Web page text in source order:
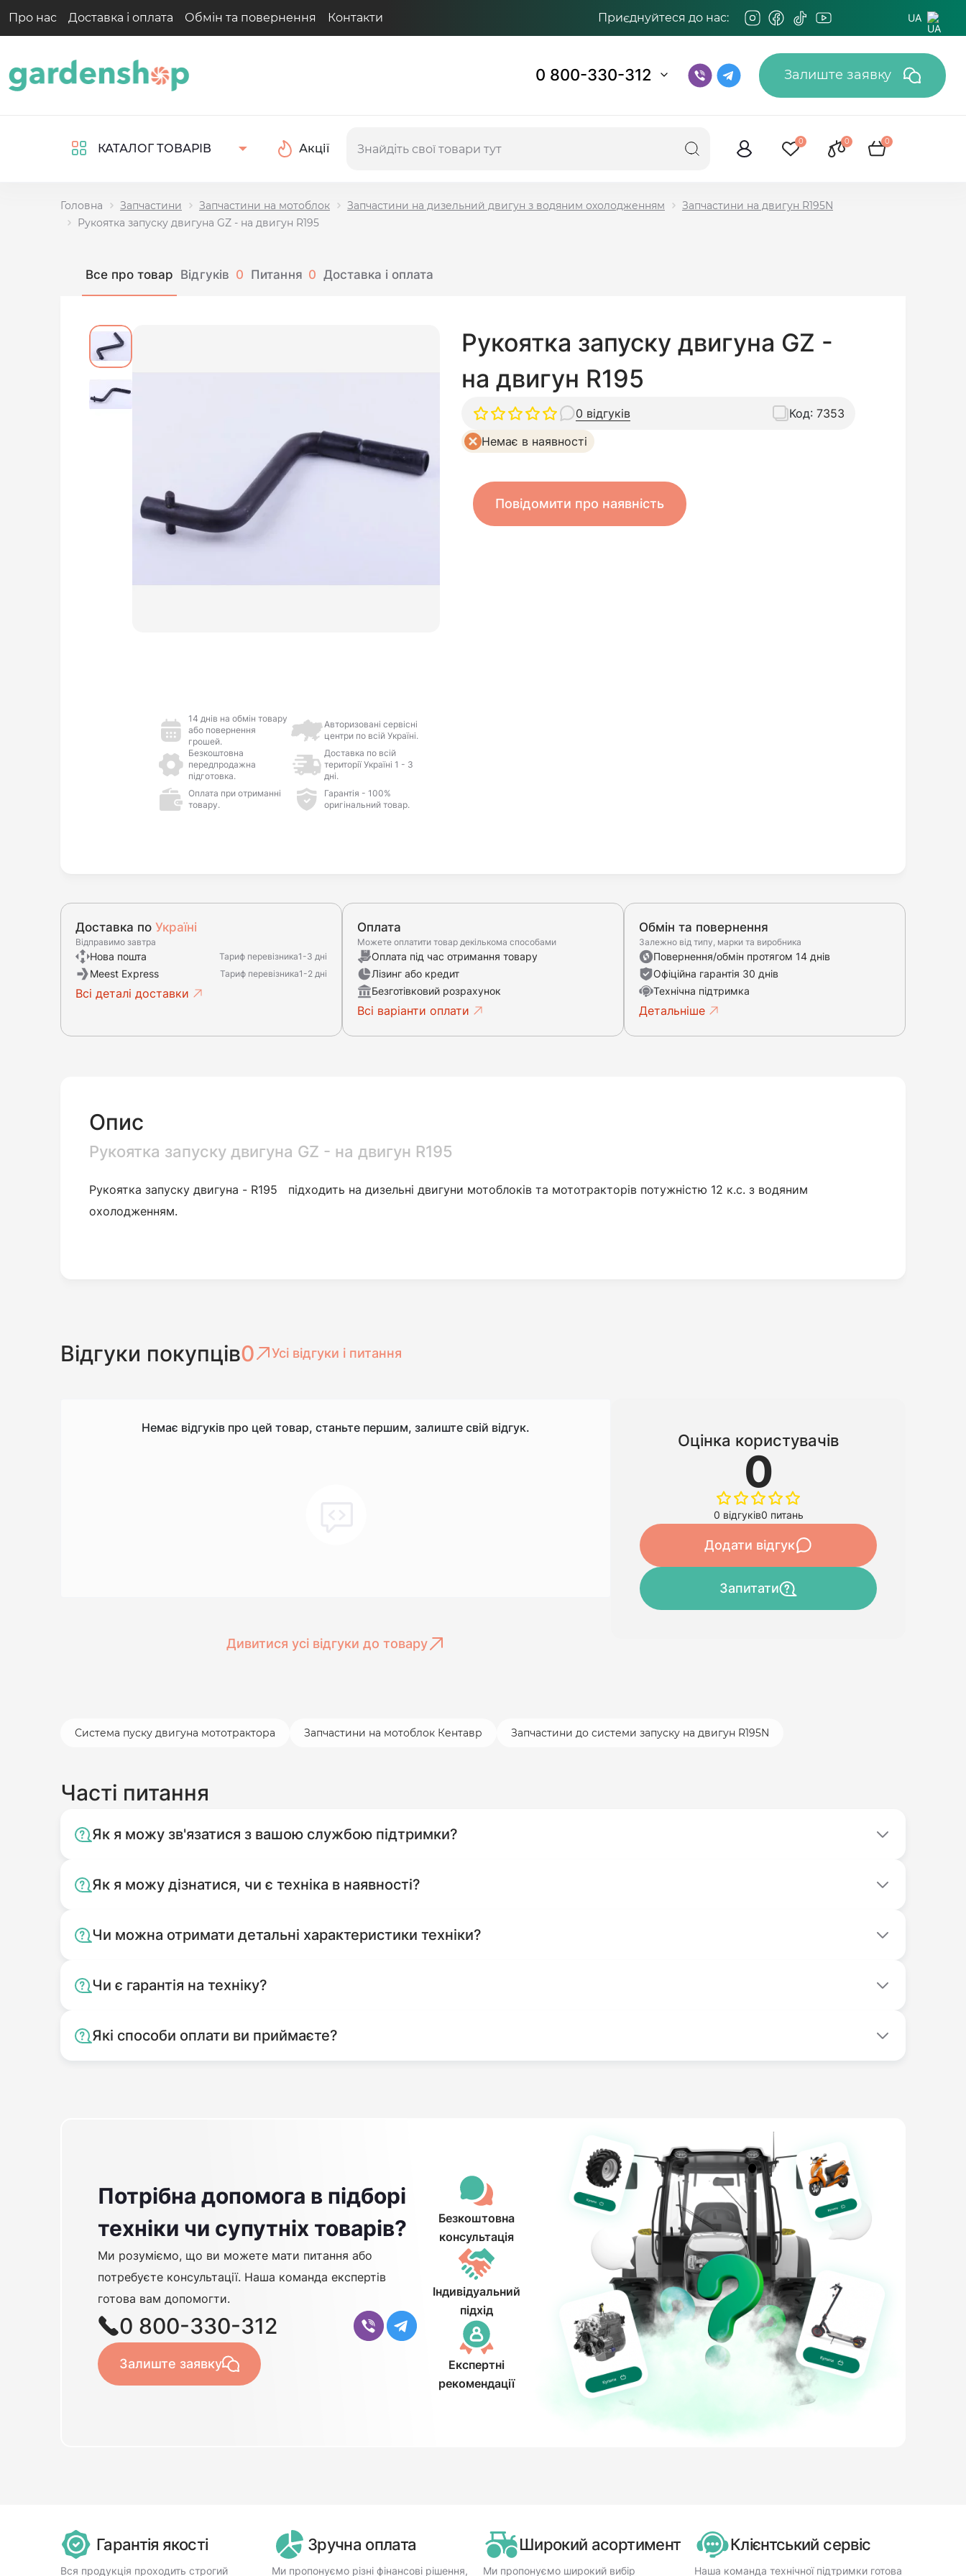
Про нас Доставка і оплата Обмін та повернення Контакти Приєднуйтеся до нас: UA
0 800-330-312 Залиште заявку
КАТАЛОГ ТОВАРІВ Акції
0 0 0
Головна Запчастини Запчастини на мотоблок Запчастини на дизельний двигун з водяним охолодженням
Запчастини на двигун R195N
Рукоятка запуску двигуна GZ - на двигун R195
Все про товар Відгуків 0 Питання 0 Доставка і оплата
14 днів на обмін товару
або повернення
грошей.
Авторизовані сервісні
центри по всій Україні.
Безкоштовна
передпродажна
підготовка.
Доставка по всій
території Україні 1 - 3
дні.
Оплата при отриманні
товару.
Гарантія - 100%
оригінальний товар.
Рукоятка запуску двигуна GZ -
на двигун R195
0 відгуків Код: 7353
Немає в наявності
Повідомити про наявність
Доставка по Україні
Відправимо завтра
Нова пошта Тариф перевізника1-3 дні
Meest Express Тариф перевізника1-2 дні
Всі деталі доставки
Оплата
Можете оплатити товар декількома способами
Оплата під час отримання товару
Лізинг або кредит
Безготівковий розрахунок
Всі варіанти оплати
Обмін та повернення
Залежно від типу, марки та виробника
Повернення/обмін протягом 14 днів
Офіційна гарантія 30 днів
Технічна підтримка
Детальніше
Опис
Рукоятка запуску двигуна GZ - на двигун R195
Рукоятка запуску двигуна - R195
підходить на дизельні двигуни мотоблоків та мототракторів потужністю 12 к.с. з водяним
охолодженням.
Відгуки покупців0 Усі відгуки і питання
Немає відгуків про цей товар, станьте першим, залиште свій відгук.
Дивитися усі відгуки до товару
Оцінка користувачів
0
0 відгуків0 питань
Додати відгук
Запитати
Система пуску двигуна мототрактора Запчастини на мотоблок Кентавр Запчастини до системи запуску на двигун R195N
Часті питання
Як я можу зв'язатися з вашою службою підтримки?
Як я можу дізнатися, чи є техніка в наявності?
Чи можна отримати детальні характеристики техніки?
Чи є гарантія на техніку?
Які способи оплати ви приймаєте?
Потрібна допомога в підборі
техніки чи супутніх товарів?
Ми розуміємо, що ви можете мати питання або
потребуєте консультації. Наша команда експертів
готова вам допомогти.
0 800-330-312
Залиште заявку
Безкоштовна
консультація
Індивідуальний
підхід
Експертні
рекомендації
Гарантія якості
Вся продукція проходить строгий
Зручна оплата
Ми пропонуємо різні фінансові рішення,
Широкий асортимент
Ми пропонуємо широкий вибір
Клієнтський сервіс
Наша команда технічної підтримки готова